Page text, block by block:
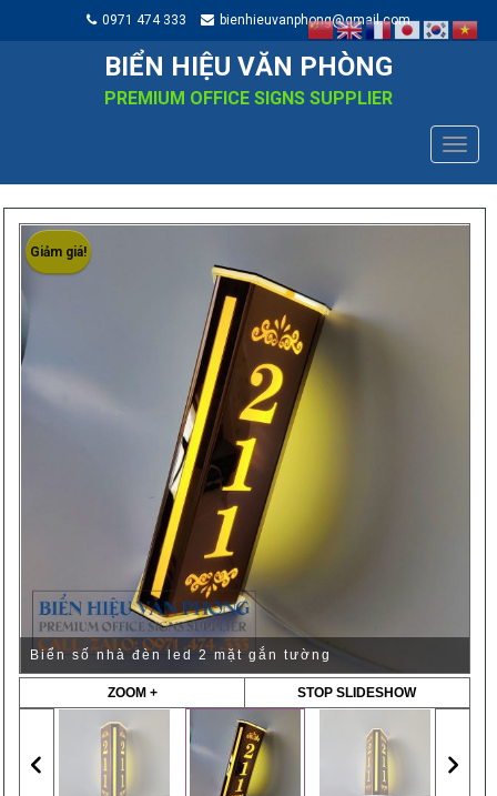
0971 474 333 bienhieuvanphong@gmail.com
BIỂN HIỆU VĂN PHÒNG
PREMIUM OFFICE SIGNS SUPPLIER
Giảm giá!
Biển số nhà đèn led 2 mặt gắn tường
ZOOM +
STOP SLIDESHOW